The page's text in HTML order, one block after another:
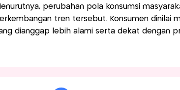
perubahan pola konsumsi
tren tersebut. Konsumen dinilai
dianggap lebih alami serta dekat dengan